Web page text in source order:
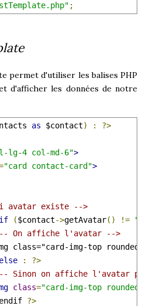
;
permet d'utiliser les balises PHP
d'afficher les données de notre
as $contact) : ?>
lg-4 col-md-6">
"card contact-card">
avatar existe -->
if ($contact->getAvatar() != ""
On affiche l'avatar -->
class="card-img-top rounded-
else :
?>
Sinon on affiche l'avatar par
class="card-img-top rounded-
?>